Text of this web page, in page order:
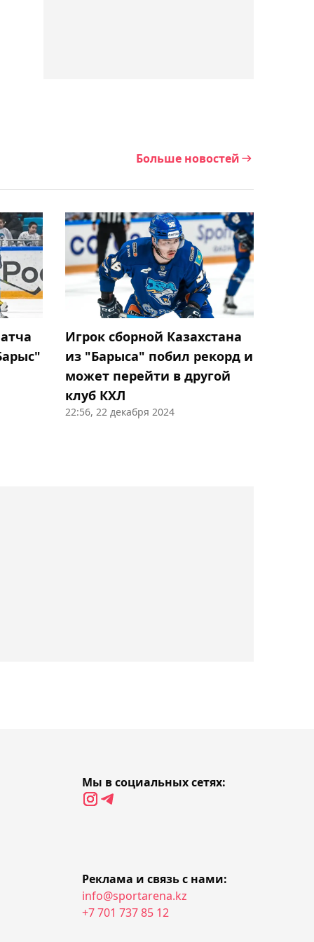
обратились к Касым-
Жомарту Токаеву из-за
угрозы закрытия клуба
Канадский форвард СКА
Бландизи может
"Барысе"
18:34, Сегодня
Норвежская футбольная
ассоциация требует
18:11, Сегодня
призеров юношеского
чемпионата мира по
объявил об отставке
главного тренера
Больше новостей
Игрок сборной Казахстана
из "Барыса" побил рекорд и
может перейти в другой
клуб КХЛ
22:56, 22 декабря 2024
Мы в социальных сетях:
Реклама и связь с нами:
info@sportarena.kz
+7 701 737 85 12